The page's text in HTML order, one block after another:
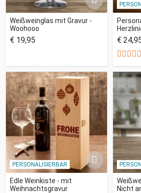
Weißweinglas mit Gravur -
Woohooo
€ 19,95 €
PERSONALISIERBAR
Edle Weinkiste - mit
Weihnachtsgravur
Nicht